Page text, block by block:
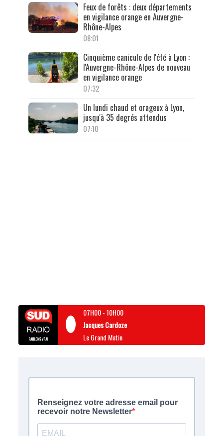
Feux de forêts : deux départements
en vigilance orange en Auvergne-
Rhône-Alpes
08:01
Cinquième canicule de l'été à Lyon :
l'Auvergne-Rhône-Alpes de nouveau
en vigilance orange
07:32
Un lundi chaud et orageux à Lyon,
jusqu'à 35 degrés attendus
07:10
07H00-10H00
Jacques Cardoze
Le Grand Matin